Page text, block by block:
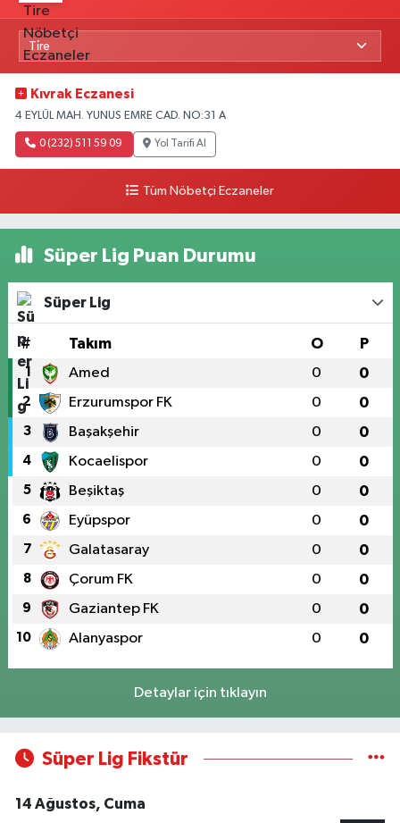
Kıvrak Eczanesi
4 EYLÜL MAH. YUNUS EMRE CAD. NO:31 A
0 (232) 511 59 09 Yol Tarifi Al
Tüm Nöbetçi Eczaneler
Süper Lig Puan Durumu
Süper Lig
# Takım O P
1 Amed 0 0
2 Erzurumspor FK 0 0
3 Başakşehir 0 0
4 Kocaelispor 0 0
5 Beşiktaş 0 0
6 Eyüpspor 0 0
7 Galatasaray 0 0
8 Çorum FK 0 0
9 Gaziantep FK 0 0
10 Alanyaspor 0 0
Detaylar için tıklayın
Süper Lig Fikstür
14 Ağustos, Cuma